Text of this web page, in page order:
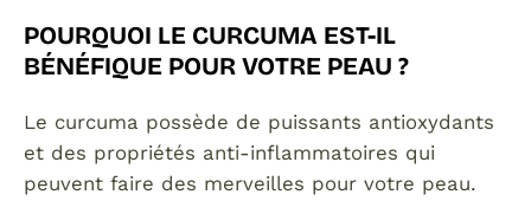
POURQUOI LE CURCUMA EST-IL
BÉNÉFIQUE POUR VOTRE PEAU ?
Le curcuma possède de puissants antioxydants
et des propriétés anti-inflammatoires qui
peuvent faire des merveilles pour votre peau.